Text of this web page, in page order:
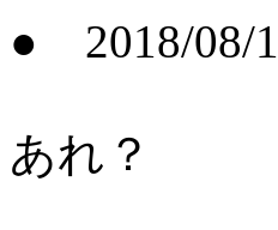
● 2018/08/
あれ？